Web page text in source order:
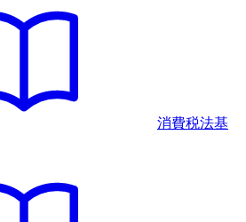
消費税法基